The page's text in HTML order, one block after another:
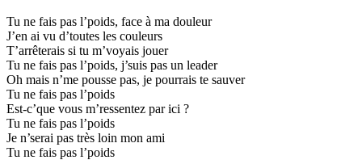
Tu ne fais pas l’poids, face à ma douleur
J’en ai vu d’toutes les couleurs
T’arrêterais si tu m’voyais jouer
Tu ne fais pas l’poids, j’suis pas un leader
Oh mais n’me pousse pas, je pourrais te sauver
Tu ne fais pas l’poids
Est-c’que vous m’ressentez par ici ?
Tu ne fais pas l’poids
Je n’serai pas très loin mon ami
Tu ne fais pas l’poids